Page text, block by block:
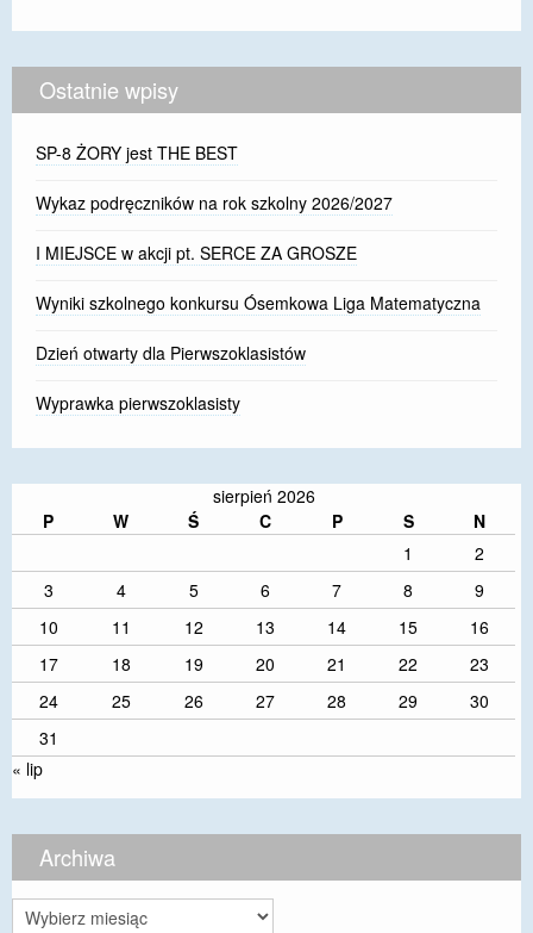
Ostatnie wpisy
SP-8 ŻORY jest THE BEST
Wykaz podręczników na rok szkolny 2026/2027
I MIEJSCE w akcji pt. SERCE ZA GROSZE
Wyniki szkolnego konkursu Ósemkowa Liga Matematyczna
Dzień otwarty dla Pierwszoklasistów
Wyprawka pierwszoklasisty
sierpień 2026
P
W Ś C P S
N
1
2
3
4 5 6 7 8
9
10
11 12 13 14 15
16
17
18 19 20 21 22
23
24
25 26 27 28 29
30
31
« lip
Archiwa
Archiwa